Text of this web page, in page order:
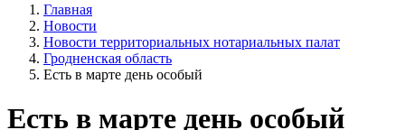
Главная
Новости
Новости территориальных нотариальных палат
Гродненская область
Есть в марте день особый
Есть в марте день особый